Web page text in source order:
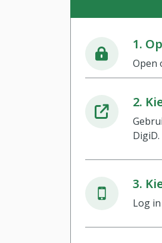
1.
Open
2.
DigiD.
3.
Log